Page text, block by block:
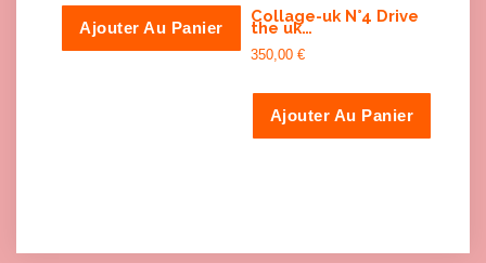
Ajouter Au Panier
Collage-uk N°4 Drive
the uk…
350,00 €
Ajouter Au Panier